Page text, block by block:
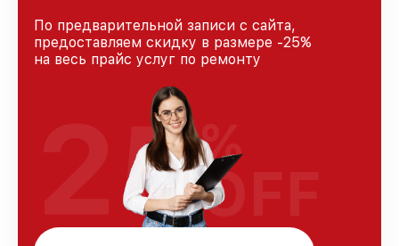
По предварительной записи с сайта,
предоставляем скидку в размере -25%
на весь прайс услуг по ремонту
25%
OFF